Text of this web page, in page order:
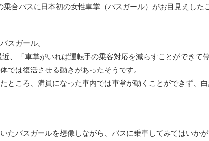
合バスに日本初の女性車掌（バスガール）がお目見えした
スガール。
、「車掌がいれば運転手の乗客対応を減らすことができて
では復活させる動きがあったそうです。
ところ、満員になった車内では車掌が動くことができず、
たバスガールを想像しながら、バスに乗車してみてはいかが